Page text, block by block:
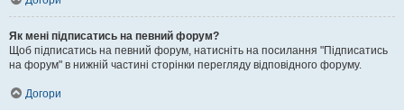
Як мені підписатись на певний форум?
Щоб підписатись на певний форум, натисніть на посилання "Підписатись
на форум" в нижній частині сторінки перегляду відповідного форуму.
Догори